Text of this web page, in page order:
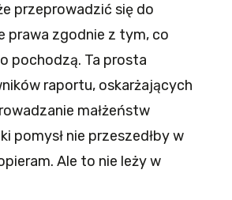
przeprowadzić się do
prawa zgodnie z tym, co
pochodzą. Ta prosta
raportu, oskarżających
małżeństw
pomysł nie przeszedłby w
Ale to nie leży w